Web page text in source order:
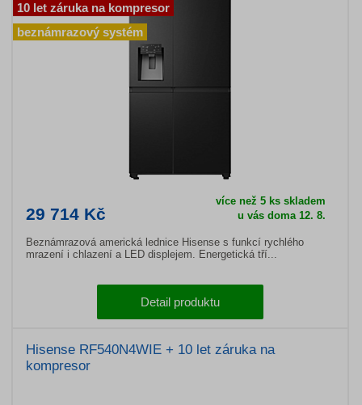
29 714 Kč
více než 5 ks skladem
u vás doma 12. 8.
Beznámrazová americká lednice Hisense s funkcí rychlého
mrazení i chlazení a LED displejem. Energetická tří...
Detail produktu
10 let záruka na kompresor
beznámrazový systém
Hisense RF540N4WIE + 10 let záruka na
kompresor